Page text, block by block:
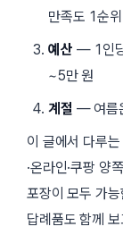
만족도 1순위
예산 — 1인
~5만 원
계절 — 여름
이 글에서 다루는
·온라인·쿠팡 양
포장이 모두 가능
답례품도 함께